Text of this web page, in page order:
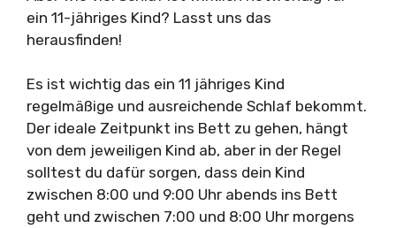
ein 11-jähriges Kind? Lasst uns das
herausfinden!
Es ist wichtig das ein 11 jähriges Kind
regelmäßige und ausreichende Schlaf bekommt.
Der ideale Zeitpunkt ins Bett zu gehen, hängt
von dem jeweiligen Kind ab, aber in der Regel
solltest du dafür sorgen, dass dein Kind
zwischen 8:00 und 9:00 Uhr abends ins Bett
geht und zwischen 7:00 und 8:00 Uhr morgens